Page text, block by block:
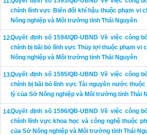
chính lĩnh vực Biến đổi khí hậu thuộc phạm vi
Nông nghiệp và Môi trường tỉnh Thái Nguyên
Quyết định số 1594/QĐ-UBND Về việc công
chính bị bãi bỏ lĩnh vực Thủy lợi thuộc phạm vi
Nông nghiệp và Môi trường tỉnh Thái Nguyên
Quyết định số 1595/QĐ-UBND Về việc công
chính bị bãi bỏ lĩnh vực Tài nguyên nước
lý của Sở Nông nghiệp và Môi trường tỉnh Thái
Quyết định số 1596/QĐ-UBND Về việc công
chính lĩnh vực khoa học và công nghệ thuộc
của Sở Nông nghiệp và Môi trường tỉnh Thái